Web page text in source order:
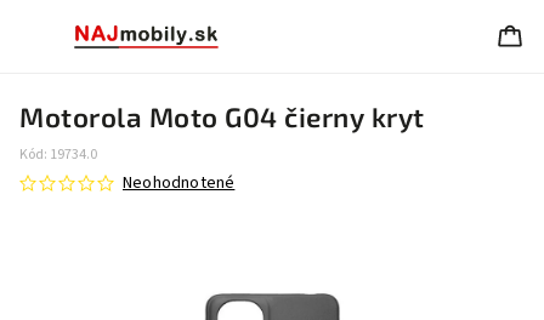
Motorola Moto G04 čierny kryt
Kód: 19734.0
Neohodnotené